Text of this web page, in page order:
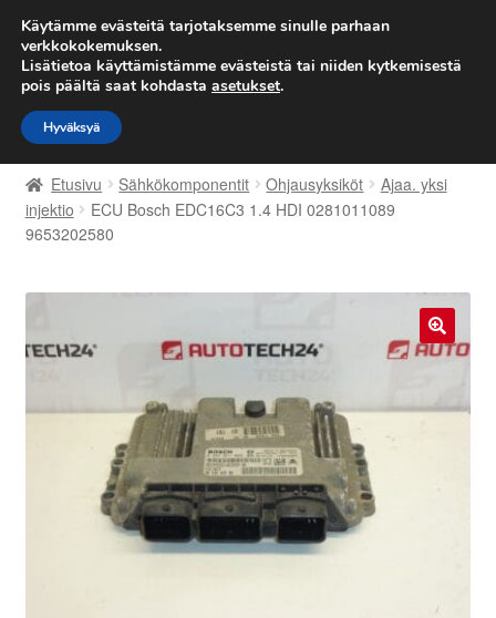
TOIMITUS alkaen 7 EUR
Siirry
navigointiin
Siirry
sisältöön
Etusivu
Kärry
Etusivu Sähkökomponentit Ohjausyksiköt
Ajaa. yksi
injektio
ECU Bosch EDC16C3 1.4 HDI 0281011089
9653202580
🔍
Käytämme evästeitä tarjotaksemme sinulle parhaan
verkkokokemuksen.
Lisätietoa käyttämistämme evästeistä tai niiden kytkemisestä
pois päältä saat kohdasta asetukset.
Hyväksyä